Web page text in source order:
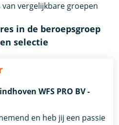
vergelijkbare groepen
in de beroepsgroep
selectie
WFS PRO BV -
en heb jij een passie